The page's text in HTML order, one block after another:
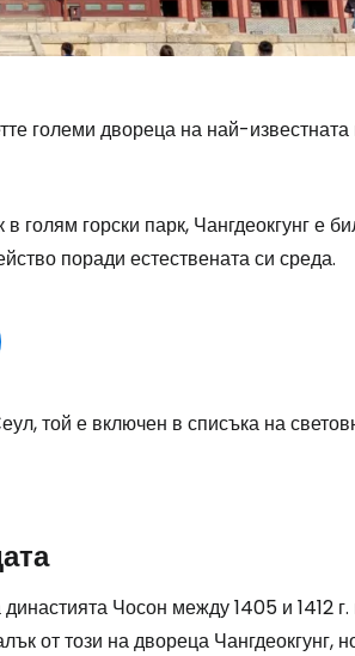
големи двореца на най-известната
голям горски парк, Чангдеокгунг е
поради естествената си среда.
той е включен в списъка на
Чосон между 1405 и 1412
от този на двореца Чангдеокгунг,